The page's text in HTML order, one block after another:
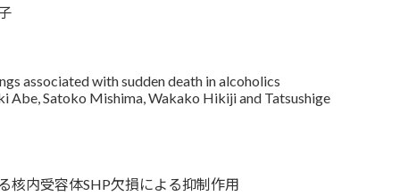
associated with sudden death in alcoholics
Abe, Satoko Mishima, Wakako Hikiji and Tatsushige
核内受容体SHP欠損による抑制作用